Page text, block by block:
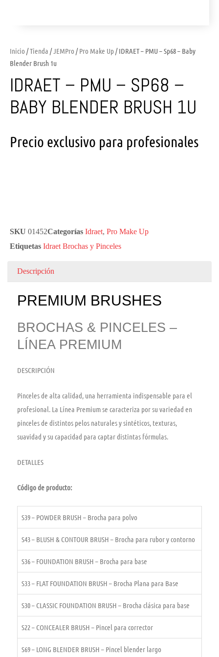
Inicio /Tienda /JEMPro /Pro Make Up/ IDRAET – PMU – Sp68 – Baby
Blender Brush 1u
IDRAET – PMU – SP68 –
BABY BLENDER BRUSH 1U
Precio exclusivo para profesionales
SKU 01452Categorías Idraet, Pro Make Up
Etiquetas Idraet Brochas y Pinceles
Descripción
PREMIUM BRUSHES
BROCHAS & PINCELES –
LÍNEA PREMIUM
DESCRIPCIÓN
Pinceles de alta calidad, una herramienta indispensable para el
profesional. La Línea Premium se caracteriza por su variedad en
pinceles de distintos pelos naturales y sintéticos, texturas,
suavidad y su capacidad para captar distintas fórmulas.
DETALLES
Código de producto:
S39 – POWDER BRUSH – Brocha para polvo
S43 – BLUSH & CONTOUR BRUSH – Brocha para rubor y contorno
S36 – FOUNDATION BRUSH – Brocha para base
S33 – FLAT FOUNDATION BRUSH – Brocha Plana para Base
S30 – CLASSIC FOUNDATION BRUSH – Brocha clásica para base
S22 – CONCEALER BRUSH – Pincel para corrector
S69 – LONG BLENDER BRUSH – Pincel blender largo